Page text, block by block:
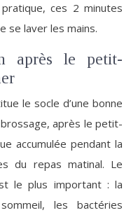
ces 2 minutes
se laver les mains.
après le petit-
le socle d’une bonne
après le petit-
accumulée pendant la
du repas matinal. Le
le plus important : la
les bactéries